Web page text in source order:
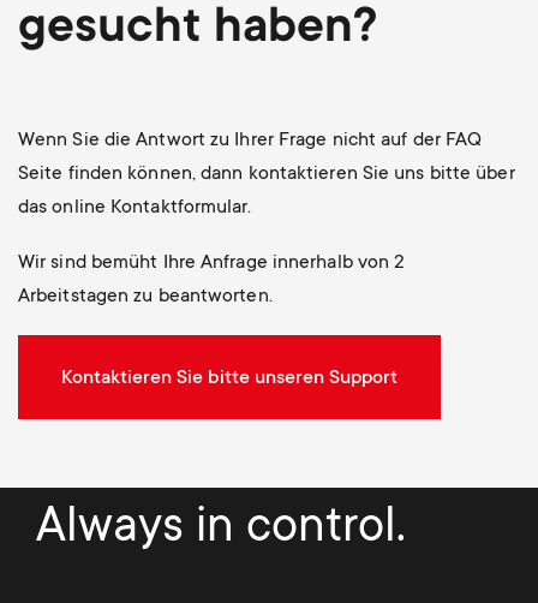
gesucht haben?
Wenn Sie die Antwort zu Ihrer Frage nicht auf der FAQ
Seite finden können, dann kontaktieren Sie uns bitte über
das online Kontaktformular.
Wir sind bemüht Ihre Anfrage innerhalb von 2
Arbeitstagen zu beantworten.
Kontaktieren Sie bitte unseren Support
Always in control.